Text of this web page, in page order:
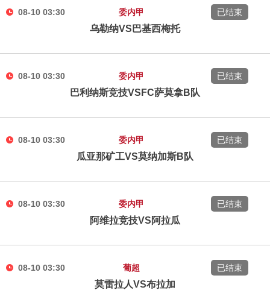
08-10 03:30 委内甲
乌勒纳VS巴基西梅托
已结束
08-10 03:30 委内甲
巴利纳斯竞技VSFC萨莫拿B队
已结束
08-10 03:30 委内甲
瓜亚那矿工VS莫纳加斯B队
已结束
08-10 03:30 委内甲
阿维拉竞技VS阿拉瓜
已结束
08-10 03:30 葡超
莫雷拉人VS布拉加
已结束